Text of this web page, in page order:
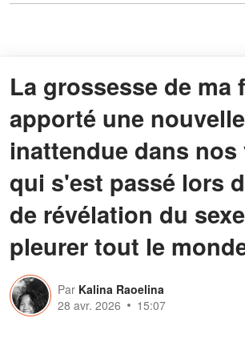
La grossesse de ma
apporté une nouvelle
inattendue dans nos
qui s'est passé lors
de révélation du
pleurer tout le
Par Kalina Raoelina
28 avr. 2026
15:07